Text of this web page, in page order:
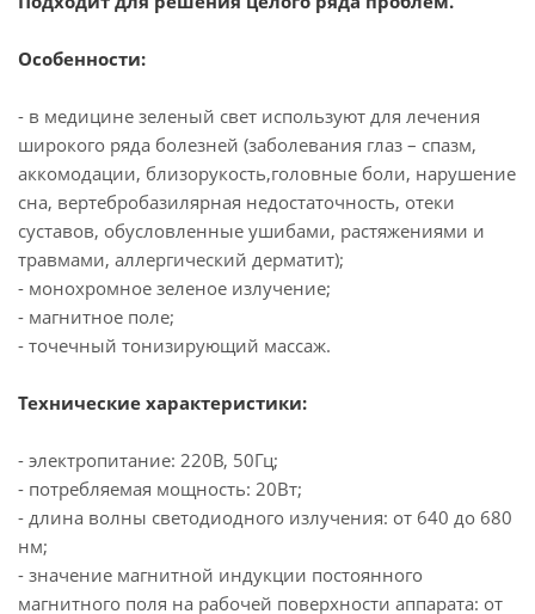
Особенности:
- в медицине зеленый свет используют для лечения
широкого ряда болезней (заболевания глаз – спазм,
аккомодации, близорукость,головные боли, нарушение
сна, вертебробазилярная недостаточность, отеки
суставов, обусловленные ушибами, растяжениями и
травмами, аллергический дерматит);
- монохромное зеленое излучение;
- магнитное поле;
- точечный тонизирующий массаж.
Технические характеристики:
- электропитание: 220В, 50Гц;
- потребляемая мощность: 20Вт;
- длина волны светодиодного излучения: от 640 до 680
нм;
- значение магнитной индукции постоянного
магнитного поля на рабочей поверхности аппарата: от